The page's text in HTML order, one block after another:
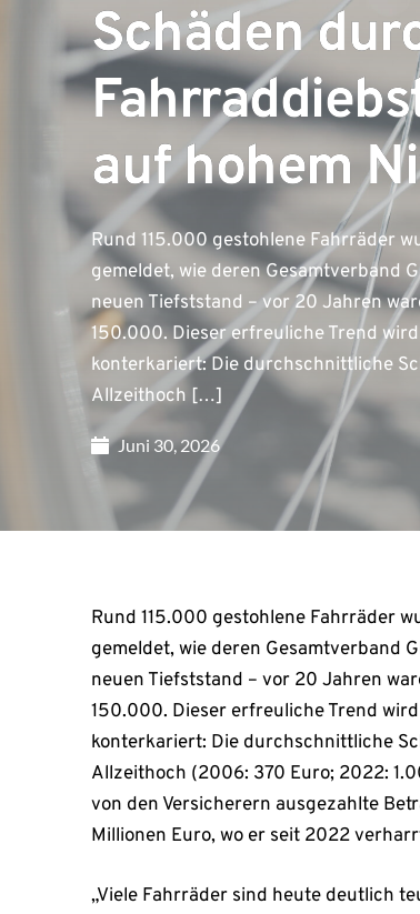
Schäden
auf hohem
Rund 115.000 gestohlene Fahrräder
gemeldet, wie deren Gesamtverband
neuen Tiefststand – vor 20 Jahren
150.000. Dieser erfreuliche Trend
konterkariert: Die durchschnittliche
Allzeithoch […]
Juni 30, 2026
Rund 115.000 gestohlene Fahrräder
gemeldet, wie deren Gesamtverband
neuen Tiefststand – vor 20 Jahren
150.000. Dieser erfreuliche Trend
konterkariert: Die durchschnittliche
Allzeithoch (2006: 370 Euro; 2022:
von den Versicherern ausgezahlte
Millionen Euro, wo er seit 2022
„Viele Fahrräder sind heute deutlich